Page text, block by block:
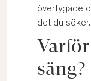
övertygade
det du söker.
säng?